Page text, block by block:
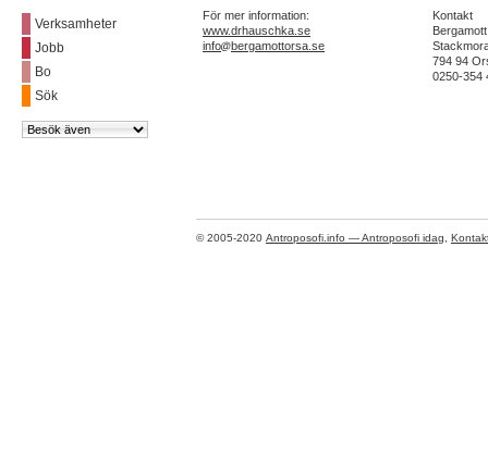
Verksamheter
Jobb
Bo
Sök
För mer information:
www.drhauschka.se
info
bergamottorsa.se
Kontakt
Bergamott
794 94
0250-354
© 2005-2020 Antroposofi.info — Antroposofi idag